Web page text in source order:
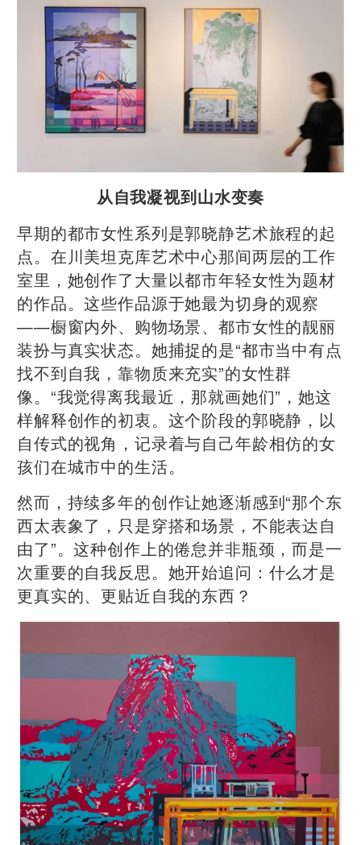
从自我凝视到山水变奏
早期的都市女性系列是郭晓静艺术旅程的起
点。在川美坦克库艺术中心那间两层的工作
室里，她创作了大量以都市年轻女性为题材
的作品。这些作品源于她最为切身的观察
——橱窗内外、购物场景、都市女性的靓丽
装扮与真实状态。她捕捉的是“都市当中有点
找不到自我，靠物质来充实”的女性群
像。“我觉得离我最近，那就画她们”，她这
样解释创作的初衷。这个阶段的郭晓静，以
自传式的视角，记录着与自己年龄相仿的女
孩们在城市中的生活。
然而，持续多年的创作让她逐渐感到“那个东
西太表象了，只是穿搭和场景，不能表达自
由了”。这种创作上的倦怠并非瓶颈，而是一
次重要的自我反思。她开始追问：什么才是
更真实的、更贴近自我的东西？